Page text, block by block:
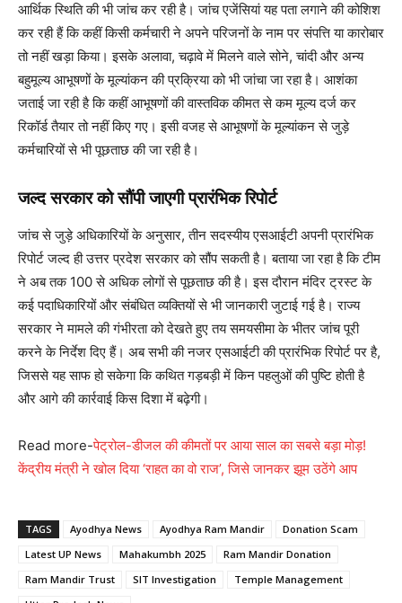
आर्थिक स्थिति की भी जांच कर रही है। जांच एजेंसियां यह पता लगाने की कोशिश
कर रही हैं कि कहीं किसी कर्मचारी ने अपने परिजनों के नाम पर संपत्ति या कारोबार
तो नहीं खड़ा किया। इसके अलावा, चढ़ावे में मिलने वाले सोने, चांदी और अन्य
बहुमूल्य आभूषणों के मूल्यांकन की प्रक्रिया को भी जांचा जा रहा है। आशंका
जताई जा रही है कि कहीं आभूषणों की वास्तविक कीमत से कम मूल्य दर्ज कर
रिकॉर्ड तैयार तो नहीं किए गए। इसी वजह से आभूषणों के मूल्यांकन से जुड़े
कर्मचारियों से भी पूछताछ की जा रही है।
जल्द सरकार को सौंपी जाएगी प्रारंभिक रिपोर्ट
जांच से जुड़े अधिकारियों के अनुसार, तीन सदस्यीय एसआईटी अपनी प्रारंभिक
रिपोर्ट जल्द ही उत्तर प्रदेश सरकार को सौंप सकती है। बताया जा रहा है कि टीम
ने अब तक 100 से अधिक लोगों से पूछताछ की है। इस दौरान मंदिर ट्रस्ट के
कई पदाधिकारियों और संबंधित व्यक्तियों से भी जानकारी जुटाई गई है। राज्य
सरकार ने मामले की गंभीरता को देखते हुए तय समयसीमा के भीतर जांच पूरी
करने के निर्देश दिए हैं। अब सभी की नजर एसआईटी की प्रारंभिक रिपोर्ट पर है,
जिससे यह साफ हो सकेगा कि कथित गड़बड़ी में किन पहलुओं की पुष्टि होती है
और आगे की कार्रवाई किस दिशा में बढ़ेगी।
Read more-पेट्रोल-डीजल की कीमतों पर आया साल का सबसे बड़ा मोड़!
केंद्रीय मंत्री ने खोल दिया ‘राहत का वो राज’, जिसे जानकर झूम उठेंगे आप
TAGS Ayodhya News Ayodhya Ram Mandir
Donation Scam
Latest UP News
Mahakumbh 2025
Ram Mandir Donation
Ram Mandir Trust
SIT Investigation
Temple Management